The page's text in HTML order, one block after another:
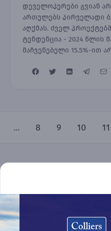
დეველოპერები გვიან
ართულებს პირველადი
აღქმას. ძველ
ტენდენცია - 2024 წლის
მაჩვენებელი 15.5%-ით
... 8 9 10 11
რეპორტები